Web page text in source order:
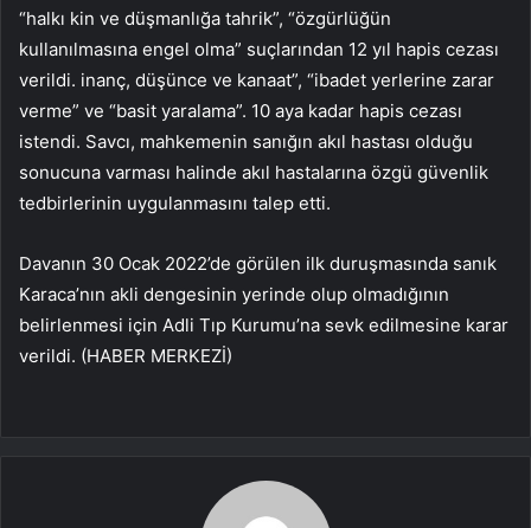
“halkı kin ve düşmanlığa tahrik”, “özgürlüğün
kullanılmasına engel olma” suçlarından 12 yıl hapis cezası
verildi. inanç, düşünce ve kanaat”, “ibadet yerlerine zarar
verme” ve “basit yaralama”. 10 aya kadar hapis cezası
istendi. Savcı, mahkemenin sanığın akıl hastası olduğu
sonucuna varması halinde akıl hastalarına özgü güvenlik
tedbirlerinin uygulanmasını talep etti.
Davanın 30 Ocak 2022’de görülen ilk duruşmasında sanık
Karaca’nın akli dengesinin yerinde olup olmadığının
belirlenmesi için Adli Tıp Kurumu’na sevk edilmesine karar
verildi. (HABER MERKEZİ)